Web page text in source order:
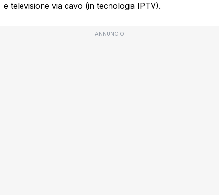
e televisione via cavo (in tecnologia IPTV).
ANNUNCIO